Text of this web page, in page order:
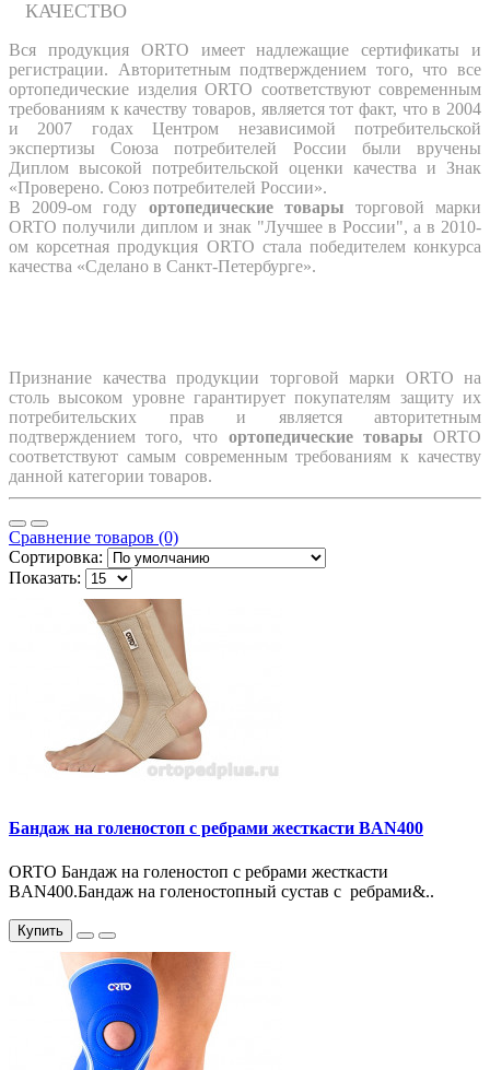
КАЧЕСТВО
Вся продукция ORTO имеет надлежащие сертификаты и
регистрации. Авторитетным подтверждением того, что все
ортопедические изделия ORTO соответствуют современным
требованиям к качеству товаров, является тот факт, что в 2004
и 2007 годах Центром независимой потребительской
экспертизы Союза потребителей России были вручены
Диплом высокой потребительской оценки качества и Знак
«Проверено. Союз потребителей России».
В 2009-ом году ортопедические товары торговой марки
ORTO получили диплом и знак "Лучшее в России", а в 2010-
ом корсетная продукция ORTO стала победителем конкурса
качества «Сделано в Санкт-Петербурге».
Признание качества продукции торговой марки ORTO на
столь высоком уровне гарантирует покупателям защиту их
потребительских прав и является авторитетным
подтверждением того, что ортопедические товары ORTO
соответствуют самым современным требованиям к качеству
данной категории товаров.
Сравнение товаров (0)
Сортировка:
Показать:
Бандаж на голеностоп с ребрами жесткасти BAN400
ORTO Бандаж на голеностоп с ребрами жесткасти
BAN400.Бандаж на голеностопный сустав с ребрами&..
Купить